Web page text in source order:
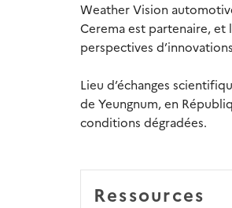
Weather Vision
Cerema est partenaire, et
perspectives
Lieu d’échanges
de Yeungnum, en
conditions dégradées.
Ressources